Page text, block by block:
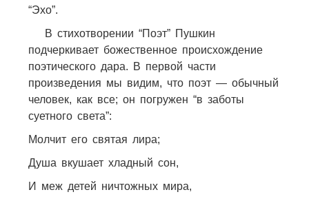
“Эхо”.
В стихотворении “Поэт” Пушкин
подчеркивает божественное происхождение
поэтического дара. В первой части
произведения мы видим, что поэт — обычный
человек, как все; он погружен “в заботы
суетного света”:
Молчит его святая лира;
Душа вкушает хладный сон,
И меж детей ничтожных мира,